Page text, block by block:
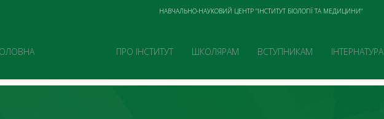
НАВЧАЛЬНО-НАУКОВИЙ ЦЕНТР "ІНСТИТУТ БІОЛОГІЇ ТА МЕДИЦИНИ"
ПРО ІНСТИТУТ ШКОЛЯРАМ ВСТУПНИКАМ ІНТЕРНАТУРА